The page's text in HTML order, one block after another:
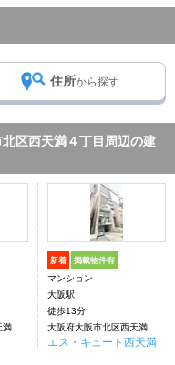
住所から探す
区西天満４丁目周辺の建
新着 掲載物件有
マンション
大阪駅
徒歩13分
エス・キュート西天満